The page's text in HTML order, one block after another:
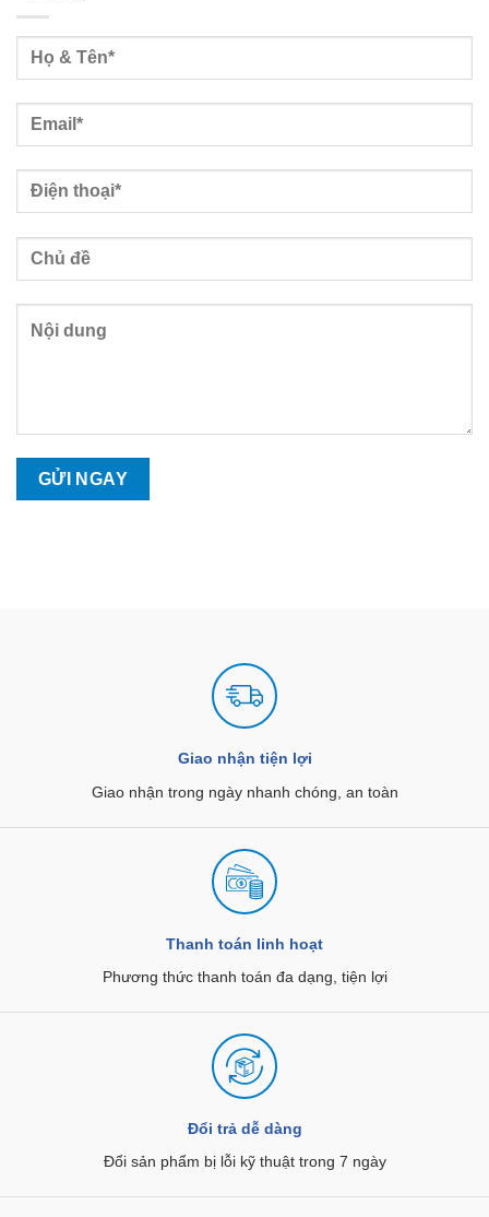
Giao nhận tiện lợi
Giao nhận trong ngày nhanh chóng, an toàn
Thanh toán linh hoạt
Phương thức thanh toán đa dạng, tiện lợi
Đổi trả dễ dàng
Đổi sản phẩm bị lỗi kỹ thuật trong 7 ngày